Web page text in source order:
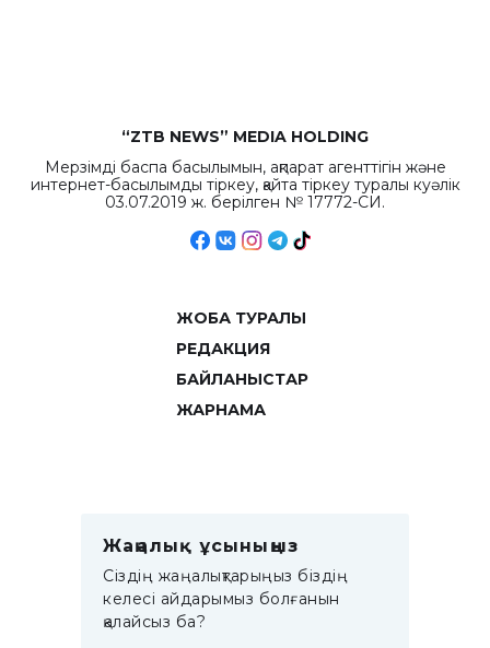
“ZTB NEWS” MEDIA HOLDING
Мерзімді баспа басылымын, ақпарат агенттігін және
интернет-басылымды тіркеу, қайта тіркеу туралы куәлік
03.07.2019 ж. берілген № 17772-СИ.
ЖОБА ТУРАЛЫ
РЕДАКЦИЯ
БАЙЛАНЫСТАР
ЖАРНАМА
Жаңалық ұсыныңыз
Сіздің жаңалықтарыңыз біздің
келесі айдарымыз болғанын
қалайсыз ба?